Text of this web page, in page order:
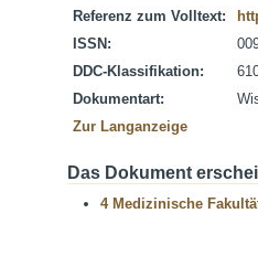
Referenz zum Volltext:
ISSN:
DDC-Klassifikation:
Dokumentart:
Zur Langanzeige
Das Dokument
4 Medizinische